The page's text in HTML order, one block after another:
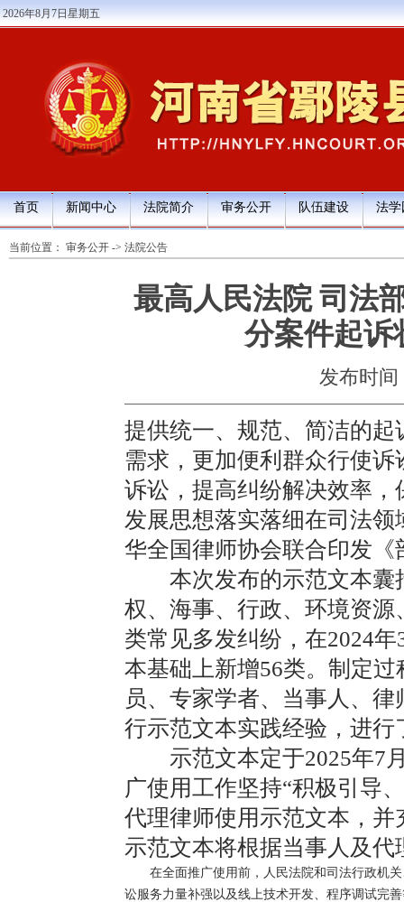
2026年8月7日星期五
首页 新闻中心 法院简介 审务公开 队伍建设 法学
当前位置： 审务公开 -> 法院公告
最高人民法院 司法
分案件起诉
发布时间
提供统一、规范、简洁的
需求，更加便利群众行使
诉讼，提高纠纷解决效率
发展思想落实落细在司法
华全国律师协会联合印发
本次发布的示范文本囊
权、海事、行政、环境资
类常见多发纠纷，在2024
本基础上新增56类。制定
员、专家学者、当事人、
行示范文本实践经验，进行
示范文本定于2025年7月
广使用工作坚持“积极引导
代理律师使用示范文本，
示范文本将根据当事人及
在全面推广使用前，人民法院和司法行政机关
讼服务力量补强以及线上技术开发、程序调试完